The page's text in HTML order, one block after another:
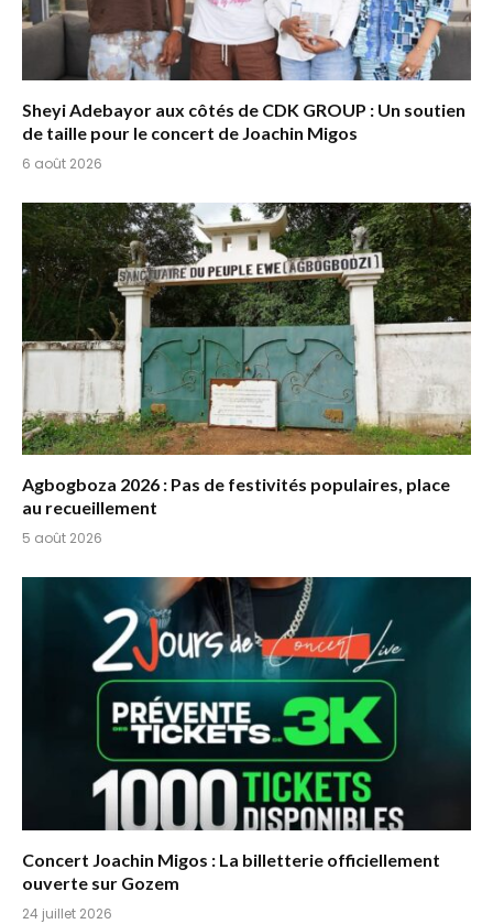
Sheyi Adebayor aux côtés de CDK GROUP : Un soutien
de taille pour le concert de Joachin Migos
6 août 2026
Agbogboza 2026 : Pas de festivités populaires, place
au recueillement
5 août 2026
Concert Joachin Migos : La billetterie officiellement
ouverte sur Gozem
24 juillet 2026